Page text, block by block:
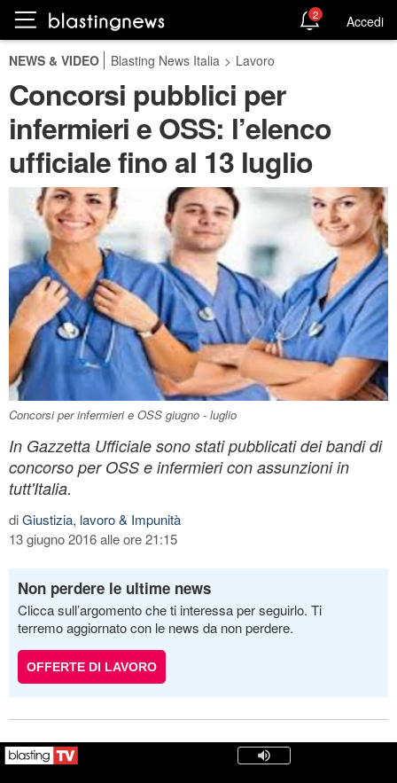
2 Accedi
NEWS & VIDEO Blasting News Italia > Lavoro
Concorsi pubblici per
infermieri e OSS: l’elenco
ufficiale fino al 13 luglio
Concorsi per infermieri e OSS giugno - luglio
In Gazzetta Ufficiale sono stati pubblicati dei bandi di
concorso per OSS e infermieri con assunzioni in
tutt'Italia.
diGiustizia, lavoro & Impunità
13 giugno 2016 alle ore 21:15
Non perdere le ultime news
Clicca sull’argomento che ti interessa per seguirlo. Ti
terremo aggiornato con le news da non perdere.
OFFERTE DI LAVORO